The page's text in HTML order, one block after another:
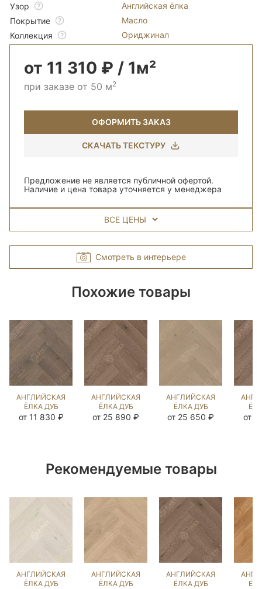
Узор
Английская ёлка
Покрытие
Масло
Коллекция
Ориджинал
от 11 310 ₽ / 1м²
при заказе от 50 м2
ОФОРМИТЬ ЗАКАЗ
СКАЧАТЬ ТЕКСТУРУ
Предложение не является публичной офертой.
Наличие и цена товара уточняется у менеджера
ВСЕ ЦЕНЫ
Смотреть в интерьере
Похожие товары
АНГЛИЙСКАЯ
ЁЛКА ДУБ
ВИКСБУРГ
от 11 830 ₽
АНГЛИЙСКАЯ
ЁЛКА ДУБ
НОРДИК NEW
от 25 890 ₽
АНГЛИЙСКАЯ
ЁЛКА ДУБ
ГРЭМ
от 25 650 ₽ от
Рекомендуемые товары
АНГЛИЙСКАЯ
ЁЛКА ДУБ
АНГЛИЙСКАЯ
ЁЛКА ДУБ
АНГЛИЙСКАЯ
ЁЛКА ДУБ